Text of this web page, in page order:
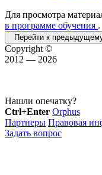
Для просмотра
в программе обучения .
Перейти к
Copyright ©
2012 — 2026
Нашли опечатку?
Ctrl+Enter Orphus
Партнеры Правовая
Задать вопрос